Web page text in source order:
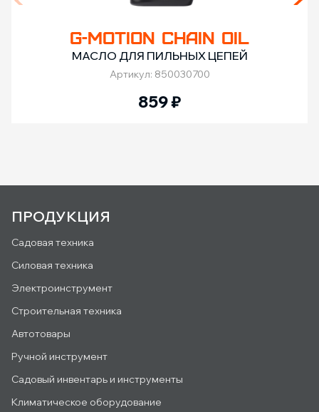
G-MOTION CHAIN OIL
МАСЛО ДЛЯ ПИЛЬНЫХ ЦЕПЕЙ
Артикул: 850030700
859₽
ПРОДУКЦИЯ
Садовая техника
Силовая техника
Электроинструмент
Строительная техника
Автотовары
Ручной инструмент
Садовый инвентарь и инструменты
Климатическое оборудование